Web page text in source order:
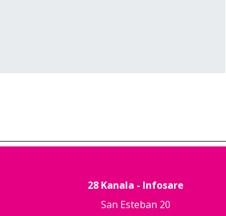
28 Kanala - Infosare
San Esteban 20